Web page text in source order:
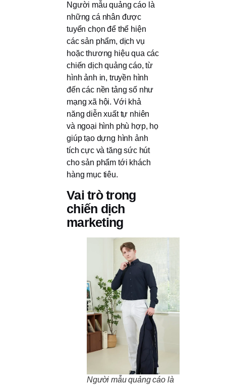
Người mẫu quảng cáo là
những cá nhân được
tuyển chọn để thể hiện
các sản phẩm, dịch vụ
hoặc thương hiệu qua các
chiến dịch quảng cáo, từ
hình ảnh in, truyền hình
đến các nền tảng số như
mạng xã hội. Với khả
năng diễn xuất tự nhiên
và ngoại hình phù hợp, họ
giúp tạo dựng hình ảnh
tích cực và tăng sức hút
cho sản phẩm tới khách
hàng mục tiêu.
Vai trò trong
chiến dịch
marketing
Người mẫu quảng cáo là